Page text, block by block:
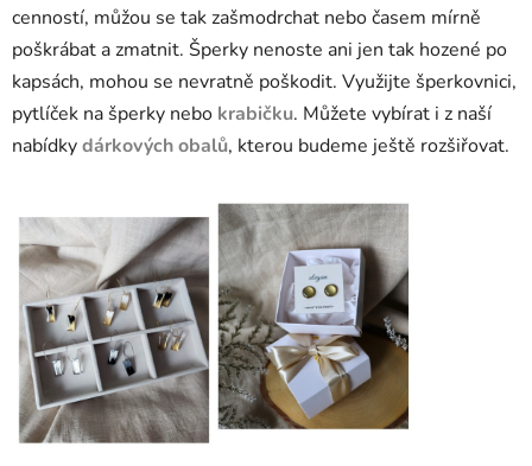
cenností, můžou se tak zašmodrchat nebo časem mírně
poškrábat a zmatnit. Šperky nenoste ani jen tak hozené po
kapsách, mohou se nevratně poškodit. Využijte šperkovnici,
pytlíček na šperky nebo krabičku. Můžete vybírat i z naší
nabídkydárkových obalů, kterou budeme ještě rozšiřovat.